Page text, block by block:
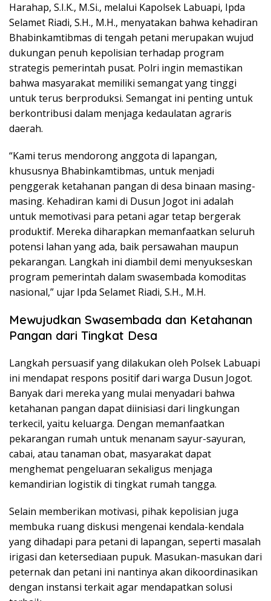
Harahap, S.I.K., M.Si., melalui Kapolsek Labuapi, Ipda
Selamet Riadi, S.H., M.H., menyatakan bahwa kehadiran
Bhabinkamtibmas di tengah petani merupakan wujud
dukungan penuh kepolisian terhadap program
strategis pemerintah pusat. Polri ingin memastikan
bahwa masyarakat memiliki semangat yang tinggi
untuk terus berproduksi. Semangat ini penting untuk
berkontribusi dalam menjaga kedaulatan agraris
daerah.
“Kami terus mendorong anggota di lapangan,
khususnya Bhabinkamtibmas, untuk menjadi
penggerak ketahanan pangan di desa binaan masing-
masing. Kehadiran kami di Dusun Jogot ini adalah
untuk memotivasi para petani agar tetap bergerak
produktif. Mereka diharapkan memanfaatkan seluruh
potensi lahan yang ada, baik persawahan maupun
pekarangan. Langkah ini diambil demi menyukseskan
program pemerintah dalam swasembada komoditas
nasional,” ujar Ipda Selamet Riadi, S.H., M.H.
Mewujudkan Swasembada dan Ketahanan
Pangan dari Tingkat Desa
Langkah persuasif yang dilakukan oleh Polsek Labuapi
ini mendapat respons positif dari warga Dusun Jogot.
Banyak dari mereka yang mulai menyadari bahwa
ketahanan pangan dapat diinisiasi dari lingkungan
terkecil, yaitu keluarga. Dengan memanfaatkan
pekarangan rumah untuk menanam sayur-sayuran,
cabai, atau tanaman obat, masyarakat dapat
menghemat pengeluaran sekaligus menjaga
kemandirian logistik di tingkat rumah tangga.
Selain memberikan motivasi, pihak kepolisian juga
membuka ruang diskusi mengenai kendala-kendala
yang dihadapi para petani di lapangan, seperti masalah
irigasi dan ketersediaan pupuk. Masukan-masukan dari
peternak dan petani ini nantinya akan dikoordinasikan
dengan instansi terkait agar mendapatkan solusi